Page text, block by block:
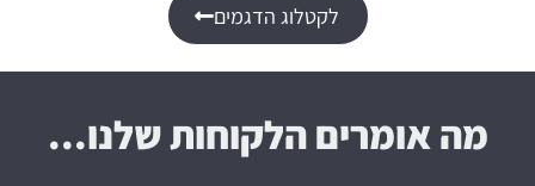
לקטלוג הדגמים
מה אומרים הלקוחות שלנו...